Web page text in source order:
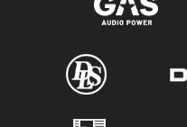
Smidig montering
Stereoen er bygget for
instrumentpaneler,
DIN-uttak.